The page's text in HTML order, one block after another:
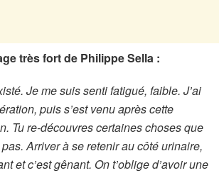
très fort de Philippe Sella :
Je me suis senti fatigué, faible. J’ai
puis s’est venu après cette
Tu re-découvres certaines choses que
Arriver à se retenir au côté urinaire,
et c’est gênant. On t’oblige d’avoir une